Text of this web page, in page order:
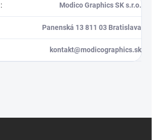
: Modico Graphics SK s.r.o.
Panenská 13 811 03 Bratislava
kontakt@modicographics.sk